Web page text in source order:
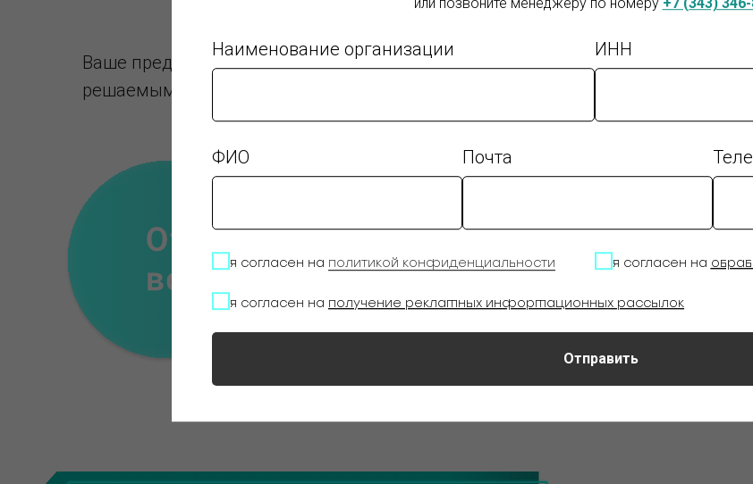
Наименование организации ИНН
ФИО Почта
я согласен на политикой конфиденциальности я согласен на
я согласен на получение рекламных информационных рассылок
Отправить
Ваше предприятие будет полностью укомплектовано качественным и
решаемым задачам.